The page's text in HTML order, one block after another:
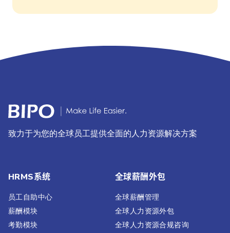
致力于为您的全球员工提供全面的人力资源解决方案
HRMS系统
员工自助中心
薪酬模块
考勤模块
全球薪酬外包
全球薪酬管理
全球人力资源外包
全球人力资源合规咨询